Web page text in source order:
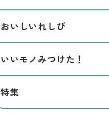
おいしいれしぴ
いいモノみつけた！
特集